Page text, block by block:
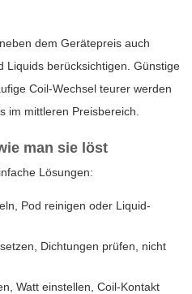
dem Gerätepreis auch
Liquids berücksichtigen. Günstige
Coil-Wechsel teurer werden
im mittleren Preisbereich.
man sie löst
Lösungen:
Pod reinigen oder Liquid-
Dichtungen prüfen, nicht
Watt einstellen, Coil-Kontakt